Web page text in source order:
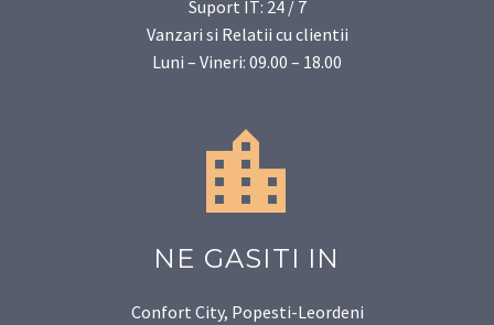
Suport IT: 24 / 7
Vanzari si Relatii cu clientii
Luni – Vineri: 09.00 – 18.00


NE GASITI IN
Confort City, Popesti-Leordeni